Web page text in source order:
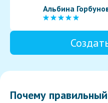
Альбина
Почему